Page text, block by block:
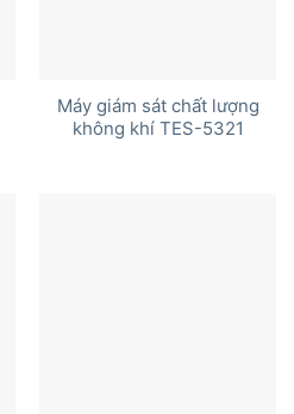
Máy giám sát chất lượng
không khí TES-5321